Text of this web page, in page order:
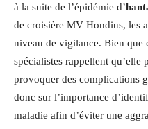
à la suite de l’épidémie d’
de croisière MV Hondius, les
niveau de vigilance. Bien que
spécialistes rappellent qu’elle
provoquer des complications
donc sur l’importance
maladie afin d’éviter une